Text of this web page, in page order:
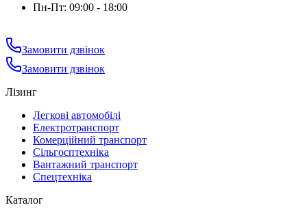
Пн-Пт: 09:00 - 18:00
Замовити дзвінок
Замовити дзвінок
Лізинг
Легкові автомобілі
Електротранспорт
Комерційний транспорт
Сільгосптехніка
Вантажний транспорт
Спецтехніка
Каталог